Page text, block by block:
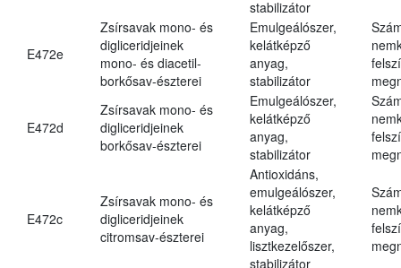
stabilizátor
E472e
Zsírsavak mono- és
digliceridjeinek
mono- és diacetil-
borkősav-észterei
Emulgeálószer,
kelátképző
anyag,
stabilizátor
E472d
Zsírsavak mono- és
digliceridjeinek
borkősav-észterei
Emulgeálószer,
kelátképző
anyag,
stabilizátor
E472c
Zsírsavak mono- és
digliceridjeinek
citromsav-észterei
Antioxidáns,
emulgeálószer,
kelátképző
anyag,
lisztkezelőszer,
stabilizátor